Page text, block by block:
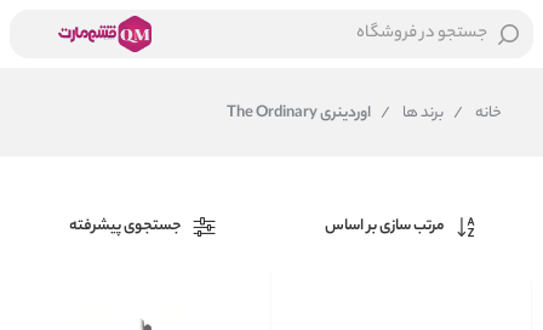
جستجو در فروشگاه
خانه / برند ها / اوردینری The Ordinary
مرتب سازی بر اساس جستجوی پیشرفته